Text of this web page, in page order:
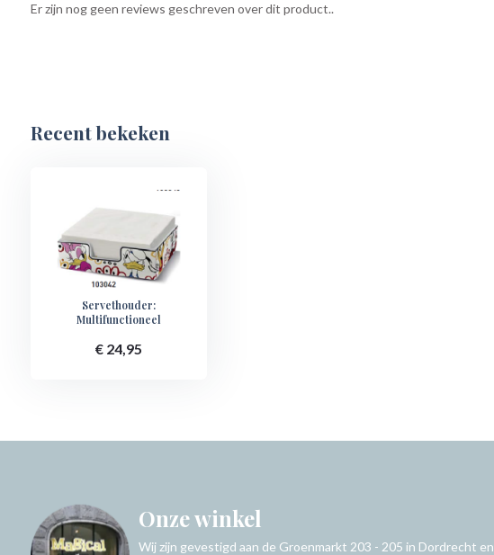
Er zijn nog geen reviews geschreven over dit product..
Recent bekeken
Servethouder:
Multifunctioneel
€ 24,95
Onze winkel
Wij zijn gevestigd aan de Groenmarkt 203 - 205 in Dordrecht en